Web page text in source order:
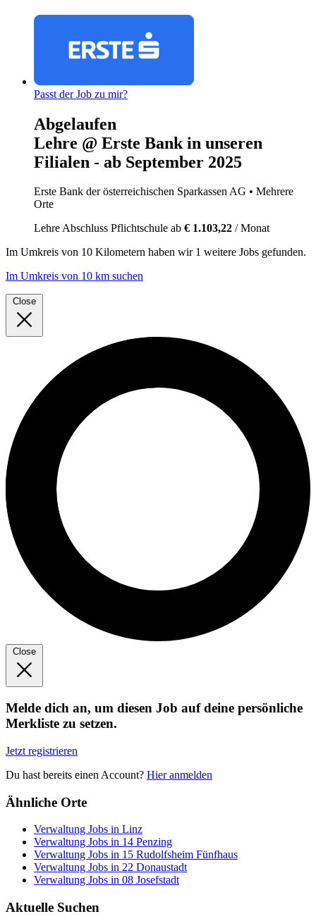
Passt der Job zu mir?
Abgelaufen
Lehre @ Erste Bank in unseren
Filialen - ab September 2025
Erste Bank der österreichischen Sparkassen AG • Mehrere
Orte
LehreAbschluss Pflichtschule ab € 1.103,22 / Monat
Im Umkreis von 10 Kilometern haben wir 1 weitere Jobs gefunden.
Im Umkreis von 10 km suchen
Close
Close
Melde dich an, um diesen Job auf deine persönliche
Merkliste zu setzen.
Jetzt registrieren
Du hast bereits einen Account? Hier anmelden
Ähnliche Orte
Verwaltung Jobs in Linz
Verwaltung Jobs in 14 Penzing
Verwaltung Jobs in 15 Rudolfsheim Fünfhaus
Verwaltung Jobs in 22 Donaustadt
Verwaltung Jobs in 08 Josefstadt
Aktuelle Suchen